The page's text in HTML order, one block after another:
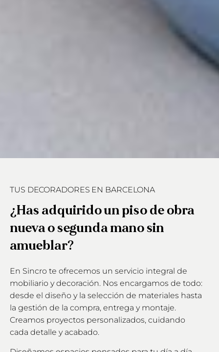
TUS DECORADORES EN BARCELONA
¿Has adquirido un piso de obra
nueva o segunda mano sin
amueblar?
En Sincro te ofrecemos un servicio integral de
mobiliario y decoración. Nos encargamos de todo:
desde el diseño y la selección de materiales hasta
la gestión de la compra, entrega y montaje.
Creamos proyectos personalizados, cuidando
cada detalle y acabado.